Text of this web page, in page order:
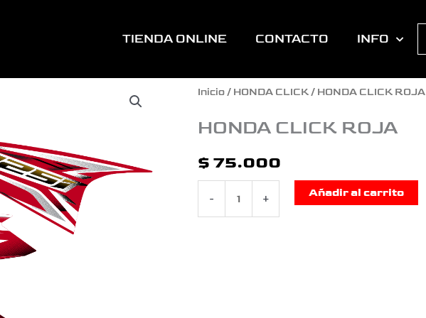
TIENDA ONLINE CONTACTO INFO
Inicio/ HONDA CLICK/ HONDA CLICK ROJA
HONDA CLICK ROJA
$ 75.000
-
HONDA
CLICK
cantidad
+
Añadir al carrito